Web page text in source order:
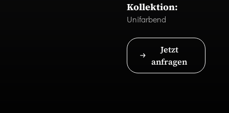
Kollektion:
Unifarbend
Jetzt
anfragen